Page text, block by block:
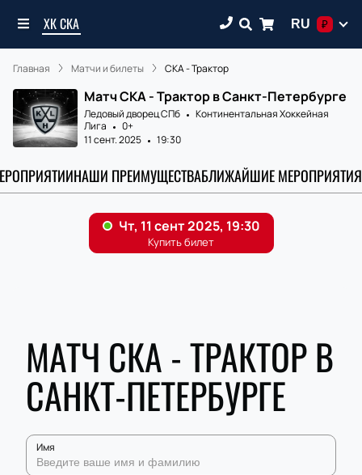
ХК СКА RU ₽
Главная Матчи и билеты СКА - Трактор
Матч СКА - Трактор в Санкт-Петербурге
Ледовый дворец СПб
Континентальная Хоккейная
Лига
0+
11 сент. 2025
19:30
НАШИ ПРЕИМУЩЕСТВАБЛИЖАЙШИЕ МЕРОПРИЯТИЯ
МАТЧ СКА - ТРАКТОР В
САНКТ-ПЕТЕРБУРГЕ
Имя